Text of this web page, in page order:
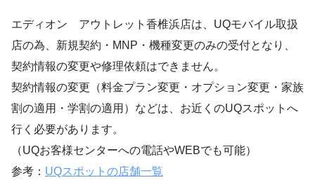
エディオン アウトレット香椎浜店は、UQモバイル取扱
店の為、新規契約・MNP・機種変更のみの受付となり、
契約情報の変更や修理依頼はできません。
契約情報の変更（料金プラン変更・オプション変更・家族
割の適用・学割の適用）などは、お近くのUQスポットへ
行く必要があります。
（UQお客様センターへの電話やWEBでも可能）
参考： UQスポットの店舗一覧